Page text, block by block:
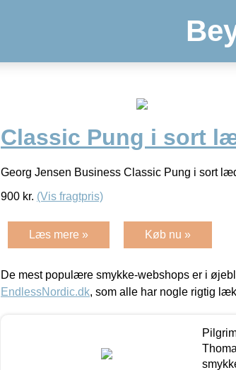
Classic Pung i sort
Georg Jensen Business Classic Pung i sort
900 kr. (Vis fragtpris)
Læs mere » Køb nu »
De mest populære smykke-webshops er i
EndlessNordic.dk, som alle har nogle rigtig